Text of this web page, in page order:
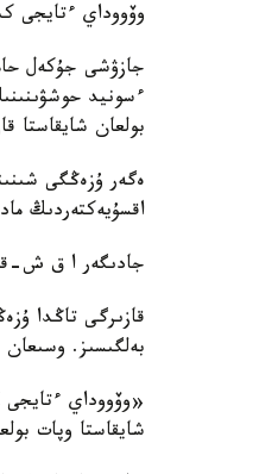
وۆووداي ءتايجى
ءسونيد
بولعان شايقاستا
اقسۇيەكتەردىڭ
جادىگەر ا ق ش-
قازىرگى تاڭدا
بەلگىسىز.
شايقاستا وپات